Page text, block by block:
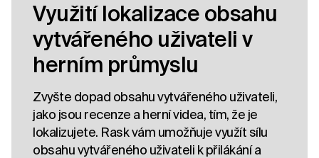
Využití lokalizace obsahu
vytvářeného uživateli v
herním průmyslu
Zvyšte dopad obsahu vytvářeného uživateli,
jako jsou recenze a herní videa, tím, že je
lokalizujete. Rask vám umožňuje využít sílu
obsahu vytvářeného uživateli k přilákání a